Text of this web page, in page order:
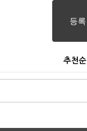
추천순